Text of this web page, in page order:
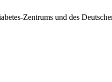
Zentrums und des